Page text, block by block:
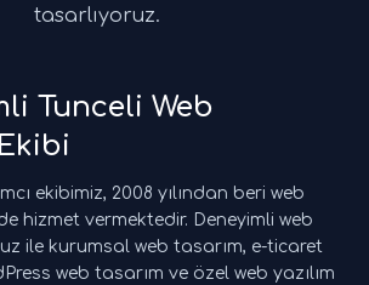
tasarlıyoruz.
Tunceli Web
ekibimiz, 2008 yılından beri web
hizmet vermektedir. Deneyimli web
ile kurumsal web tasarım, e-ticaret
web tasarım ve özel web yazılım